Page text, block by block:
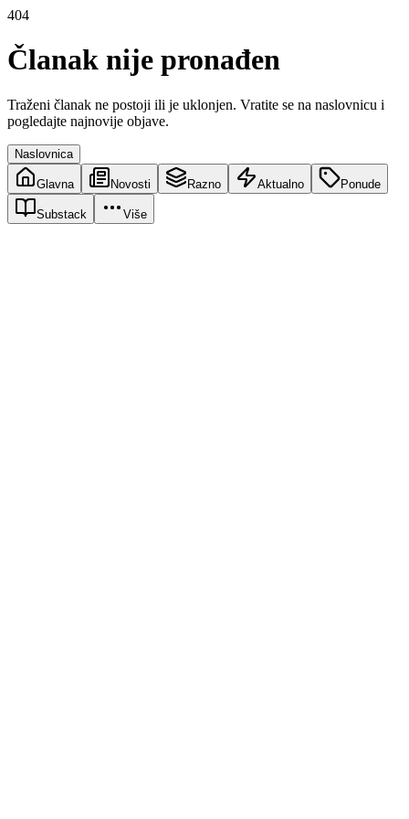
404
Članak nije pronađen
Traženi članak ne postoji ili je uklonjen. Vratite se na naslovnicu i
pogledajte najnovije objave.
Naslovnica
Glavna Novosti Razno Aktualno Ponude
Substack Više